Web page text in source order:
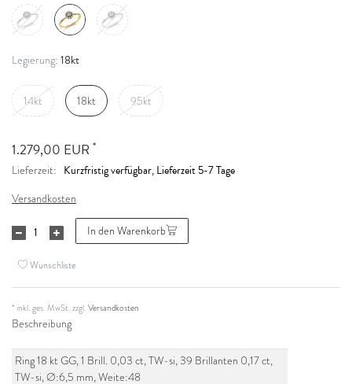
Legierung: 18kt
14kt 18kt 95kt
1.279,00 EUR *
Lieferzeit: Kurzfristig verfügbar, Lieferzeit 5-7 Tage
Versandkosten
In den Warenkorb
Wunschliste
* inkl. ges. MwSt. zzgl.Versandkosten
Beschreibung
Ring 18 kt GG, 1 Brill. 0,03 ct, TW-si, 39 Brillanten 0,17 ct,
TW-si, Ø:6,5 mm, Weite:48